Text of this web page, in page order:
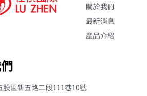
關於我們
最新消息
產品介紹
股區新五路二段111巷10號